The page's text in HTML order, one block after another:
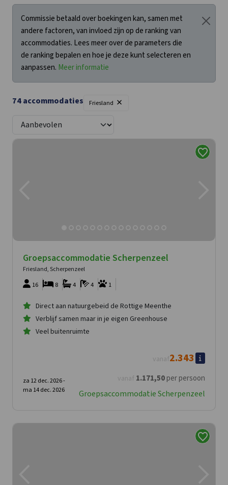
Oudega
Oudehaske
Pingjum
Ruigahuizen
Scherpenzeel
Scherpenzeel-Fr
Sneek
Commissie betaald over boekingen kan, samen met
andere factoren, van invloed zijn op de ranking van
accommodaties. Lees meer over de parameters die
de ranking bepalen en hoe je deze kunt selecteren en
aanpassen. Meer informatie
74accommodaties Friesland ×
Groepsaccommodatie Scherpenzeel
Friesland, Scherpenzeel
16
1
4
4
8
Direct aan natuurgebeid de Rottige Meenthe
Verblijf samen maar in je eigen Greenhouse
Veel buitenruimte
vanaf 1.171,50per persoon
vanaf2.343
za 12 dec. 2026 -
ma 14 dec. 2026
Groepsaccommodatie Scherpenzeel